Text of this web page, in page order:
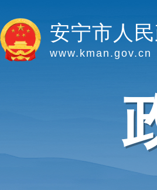
安宁市人
www.kman.gov.cn